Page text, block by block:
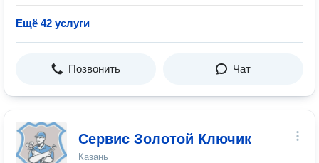
Ещё 42 услуги
Позвонить Чат
Сервис Золотой Ключик
Казань